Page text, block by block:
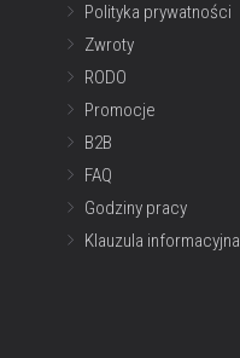
Polityka prywatności
Zwroty
RODO
Promocje
B2B
FAQ
Godziny pracy
Klauzula informacyjna